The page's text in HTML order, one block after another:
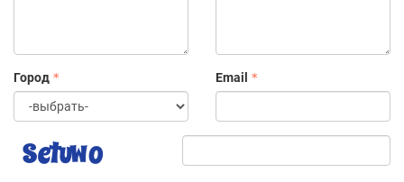
и Вас интересует карьерный рост, то можете ознакомиться с
вакансиями, которые предлагает наша компания.
Город Email